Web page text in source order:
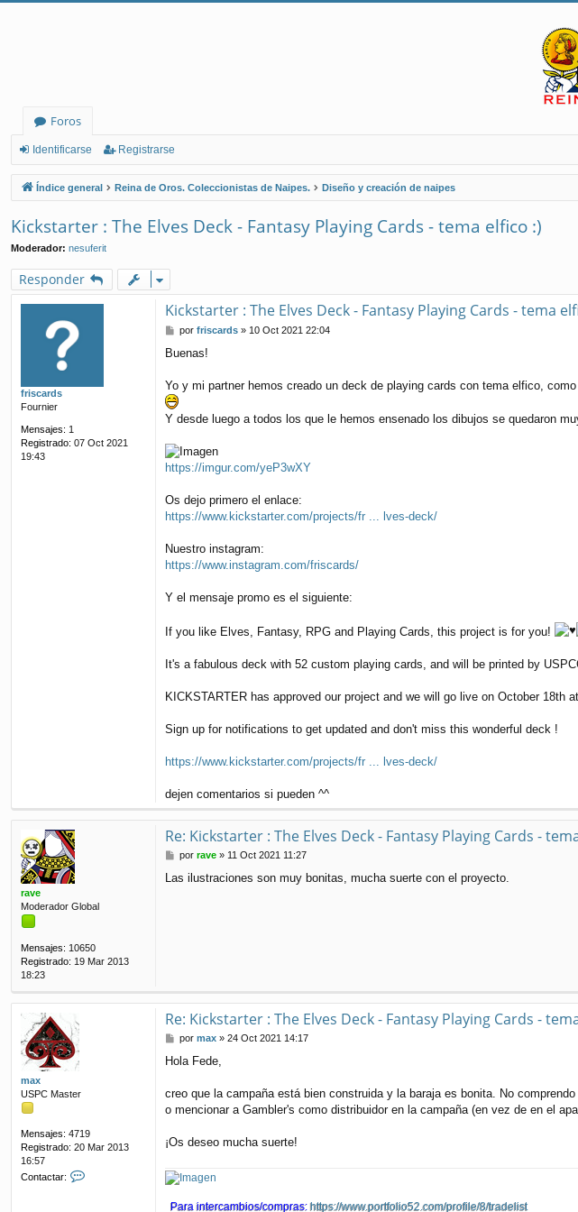
Foros
Identificarse Registrarse
Índice general Reina de Oros. Coleccionistas de Naipes. Diseño y creación de naipes
Kickstarter : The Elves Deck - Fantasy Playing Cards - tema elfico :)
Moderador: nesuferit
Responder
friscards
Fournier
Mensajes: 1
Registrado: 07 Oct 2021
19:43
Kickstarter : The Elves Deck - Fantasy Playing Cards - tema
M
n
a
j
e
por friscards» 10 Oct 2021 22:04
Buenas!
Yo y mi partner hemos creado un deck de playing cards con tema elfico,
Y desde luego a todos los que le hemos ensenado los dibujos se quedaron
https://imgur.com/yeP3wXY
Os dejo primero el enlace:
https://www.kickstarter.com/projects/fr ... lves-deck/
Nuestro instagram:
https://www.instagram.com/friscards/
Y el mensaje promo es el siguiente:
If you like Elves, Fantasy, RPG and Playing Cards, this project is for you!
It's a fabulous deck with 52 custom playing cards, and will be printed by
KICKSTARTER has approved our project and we will go live on October 18th
Sign up for notifications to get updated and don't miss this wonderful deck !
https://www.kickstarter.com/projects/fr ... lves-deck/
dejen comentarios si pueden ^^
rave
Moderador Global
Mensajes: 10650
Registrado: 19 Mar 2013
18:23
Re: Kickstarter : The Elves Deck - Fantasy Playing Cards -
M
n
por rave» 11 Oct 2021 11:27
Las ilustraciones son muy bonitas, mucha suerte con el proyecto.
max
USPC Master
Mensajes: 4719
Registrado: 20 Mar 2013
16:57
Contactar:
Re: Kickstarter : The Elves Deck - Fantasy Playing Cards -
M
n
a
por max» 24 Oct 2021 14:17
Hola Fede,
creo que la campaña está bien construida y la baraja es bonita. No
o mencionar a Gambler's como distribuidor en la campaña (en vez de en el
¡Os deseo mucha suerte!
Para intercambios/compras: https://www.portfolio52.com/profile/8/tradelist